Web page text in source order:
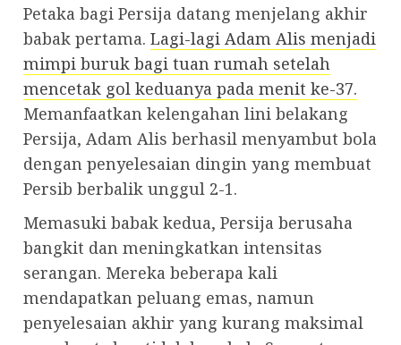
Petaka bagi Persija datang menjelang akhir
babak pertama. Lagi-lagi Adam Alis menjadi
mimpi buruk bagi tuan rumah setelah
mencetak gol keduanya pada menit ke-37.
Memanfaatkan kelengahan lini belakang
Persija, Adam Alis berhasil menyambut bola
dengan penyelesaian dingin yang membuat
Persib berbalik unggul 2-1.
Memasuki babak kedua, Persija berusaha
bangkit dan meningkatkan intensitas
serangan. Mereka beberapa kali
mendapatkan peluang emas, namun
penyelesaian akhir yang kurang maksimal